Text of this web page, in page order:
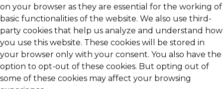
on your browser as they are essential for the working of
basic functionalities of the website. We also use third-
party cookies that help us analyze and understand how
you use this website. These cookies will be stored in
your browser only with your consent. You also have the
option to opt-out of these cookies. But opting out of
some of these cookies may affect your browsing